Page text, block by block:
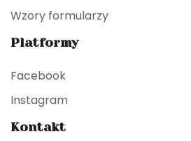
Wzory formularzy
Platformy
Facebook
Instagram
Kontakt